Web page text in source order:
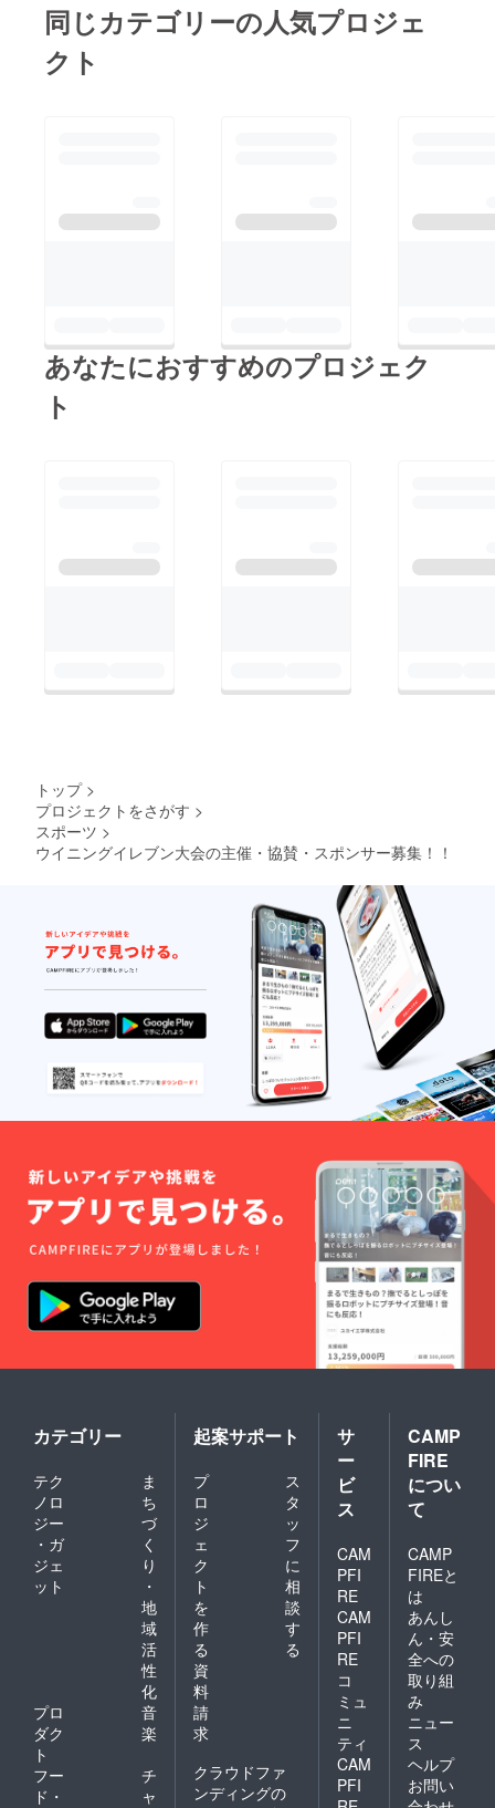
同じカテゴリーの人気プロジェ
クト
あなたにおすすめのプロジェク
ト
トップ >
プロジェクトをさがす >
スポーツ >
ウイニングイレブン大会の主催・協賛・スポンサー募集！！
カテゴリー
テク
ノロ
ジー
・ガ
ジェ
ット
ま
ち
づ
く
り
・
地
域
活
性
化
プロ
ダク
ト
音
楽
フー
ド・
チ
ャ
起案サポート
プ
ロ
ジ
ェ
ク
ト
を
作
る
ス
タ
ッ
フ
に
相
談
す
る
資
料
請
求
クラウドファ
ンディングの
サ
ー
ビ
ス
CAM
PFI
RE
CAM
PFI
RE
コ
ミュ
ニ
ティ
CAM
PFI
CAMP
FIRE
につい
て
CAMP
FIREと
は
あんし
ん・安
全への
取り組
み
ニュー
ス
ヘルプ
お問い